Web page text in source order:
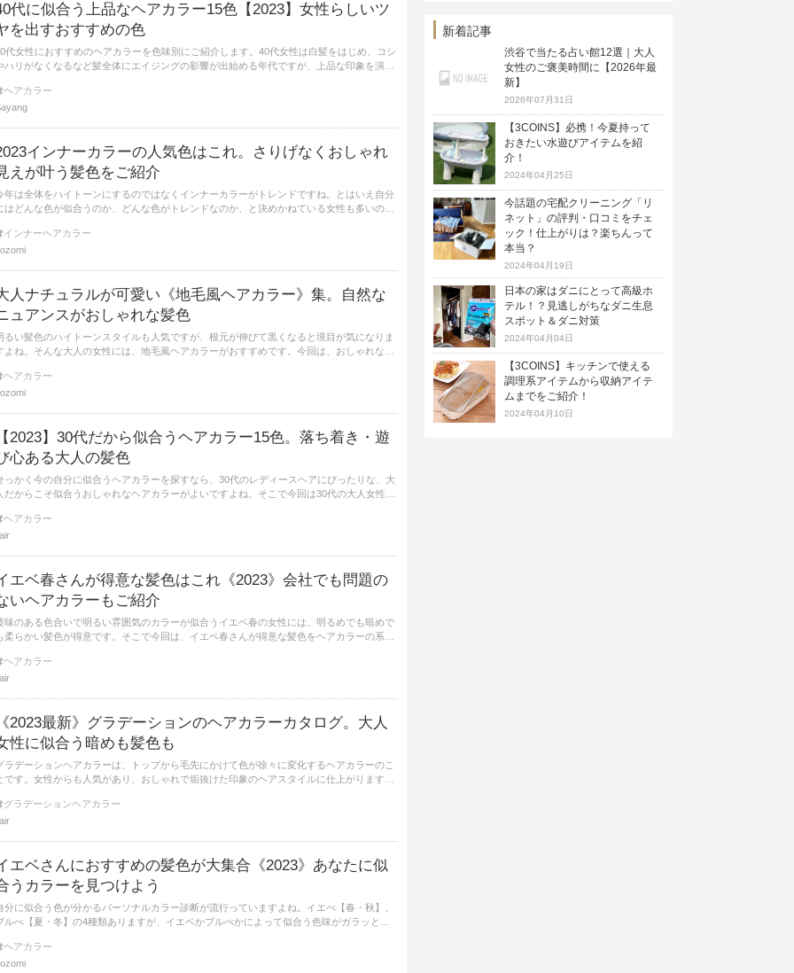
代に似合う上品なヘアカラー15色【2023】女性らしいツ
を出すおすすめの色
代女性におすすめのヘアカラーを色味別にご紹介します。40代女性は白髪をはじめ、コシ
ハリがなくなるなど髪全体にエイジングの影響が出始める年代ですが、上品な印象を演出
ヘアカラー
インナーカラーの人気色はこれ。さりげなくおしゃれ
えが叶う髪色をご紹介
年は全体をハイトーンにするのではなくインナーカラーがトレンドですね。とはいえ自分
はどんな色が似合うのか、どんな色がトレンドなのか、と決めかねている女性も多いので
インナーヘアカラー
人ナチュラルが可愛い《地毛風ヘアカラー》集。自然な
ュアンスがおしゃれな髪色
るい髪色のハイトーンスタイルも人気ですが、根元が伸びて黒くなると境目が気になりま
よね。そんな大人の女性には、地毛風ヘアカラーがおすすめです。今回は、おしゃれな人
ヘアカラー
2023】30代だから似合うヘアカラー15色。落ち着き・遊
心ある大人の髪色
っかく今の自分に似合うヘアカラーを探すなら、30代のレディースヘアにぴったりな、大
だからこそ似合うおしゃれなヘアカラーがよいですよね。そこで今回は30代の大人女性に
ヘアカラー
エベ春さんが得意な髪色はこれ《2023》会社でも問題の
いヘアカラーもご紹介
味のある色合いで明るい雰囲気のカラーが似合うイエベ春の女性には、明るめでも暗めで
柔らかい髪色が得意です。そこで今回は、イエベ春さんが得意な髪色をヘアカラーの系統
ヘアカラー
2023最新》グラデーションのヘアカラーカタログ。大人
性に似合う暗めも髪色も
ラデーションヘアカラーは、トップから毛先にかけて色が徐々に変化するヘアカラーのこ
です。女性からも人気があり、おしゃれで垢抜けた印象のヘアスタイルに仕上がります。
グラデーションヘアカラー
エベさんにおすすめの髪色が大集合《2023》あなたに似
うカラーを見つけよう
分に似合う色が分かるパーソナルカラー診断が流行っていますよね。イエべ【春・秋】、
ルべ【夏・冬】の4種類ありますが、イエベかブルべかによって似合う色味がガラッと変
ヘアカラー
新着記事
渋谷で当たる占い館12選｜大人
女性のご褒美時間に【2026年最
新】
2026年07月31日
【3COINS】必携！今夏持って
おきたい水遊びアイテムを紹
介！
2024年04月25日
今話題の宅配クリーニング「リ
ネット」の評判・口コミをチェ
ック！仕上がりは？楽ちんって
本当？
2024年04月19日
日本の家はダニにとって高級ホ
テル！？見逃しがちなダニ生息
スポット＆ダニ対策
2024年04月04日
【3COINS】キッチンで使える
調理系アイテムから収納アイテ
ムまでをご紹介！
2024年04月10日